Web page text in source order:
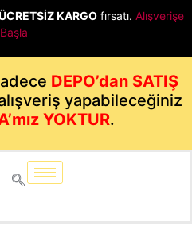
KARGO fırsatı. Alışverişe
Başla
DEPO’dan SATIŞ
yapabileceğiniz
YOKTUR.